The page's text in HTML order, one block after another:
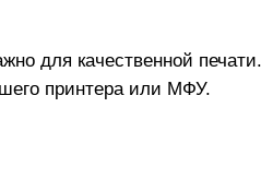
для качественной
принтера или МФУ.